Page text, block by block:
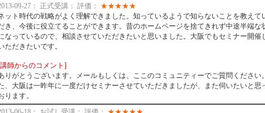
09-27： 正式受講： 評価： ★★★★★
ット時代の戦略がよく理解できました。知っているようで知らないことを教えて
き、今後に役立てることができます。昔のホームページを捨てきれず中途半端な
なっているので、相談させていただきたいと思いました。大阪でもセミナー開催
ただきたいです。
師からのコメント]
りがとうございます。メールもしくは、ここのコミュニティーでご質問ください
、大阪は一昨年に一度だけセミナーさせていただきましたが、また伺いたいと思
ります。